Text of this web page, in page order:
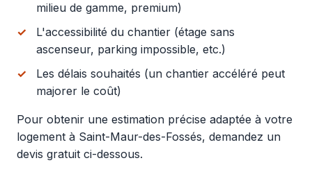
milieu de gamme, premium)
L'accessibilité du chantier (étage sans
ascenseur, parking impossible, etc.)
Les délais souhaités (un chantier accéléré peut
majorer le coût)
Pour obtenir une estimation précise adaptée à votre
logement à Saint-Maur-des-Fossés, demandez un
devis gratuit ci-dessous.